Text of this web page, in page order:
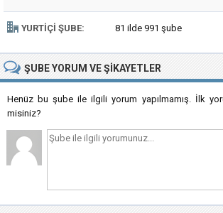
YURTIÇI ŞUBE: 81 ilde 991 şube
ŞUBEYORUM VE ŞIKAYETLER
Henüz bu şube ile ilgili yorum yapılmamış. İlk
misiniz?